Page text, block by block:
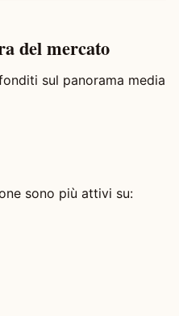
del mercato
sul panorama media
sono più attivi su: